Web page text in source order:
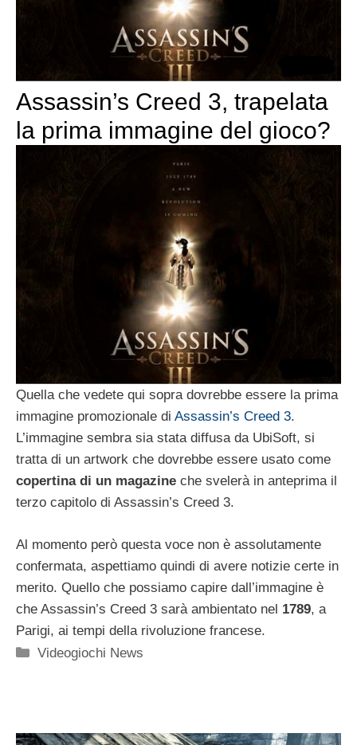
Assassin’s Creed 3, trapelata
la prima immagine del gioco?
Quella che vedete qui sopra dovrebbe essere la prima
immagine promozionale di Assassin’s Creed 3.
L’immagine sembra sia stata diffusa da UbiSoft, si
tratta di un artwork che dovrebbe essere usato come
copertina di un magazine che svelerà in anteprima il
terzo capitolo di Assassin’s Creed 3.
Al momento però questa voce non è assolutamente
confermata, aspettiamo quindi di avere notizie certe in
merito. Quello che possiamo capire dall’immagine è
che Assassin’s Creed 3 sarà ambientato nel 1789, a
Parigi, ai tempi della rivoluzione francese.
Categorie
Videogiochi News